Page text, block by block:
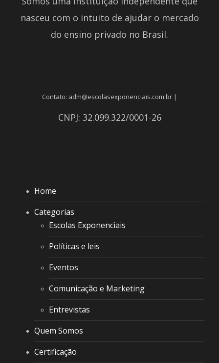
nasceu com o intuito de ajudar o mercado
do ensino privado no Brasil.
Contato: adm@escolasexponenciais.com.br |
CNPJ: 32.099.322/0001-26
Home
Categorias
Escolas Exponenciais
Políticas e leis
Eventos
Comunicação e Marketing
Entrevistas
Quem Somos
Certificação